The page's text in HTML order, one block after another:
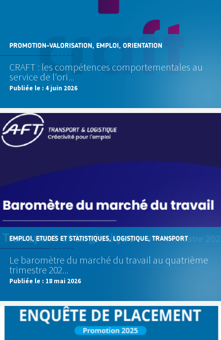
PROMOTION-VALORISATION, EMPLOI, ORIENTATION
CRAFT : les compétences comportementales au
service de l'ori...
Publiée le : 4 juin 2026
EMPLOI, ETUDES ET STATISTIQUES, LOGISTIQUE, TRANSPORT
Le baromètre du marché du travail au quatrième
trimestre 202...
Publiée le : 18 mai 2026